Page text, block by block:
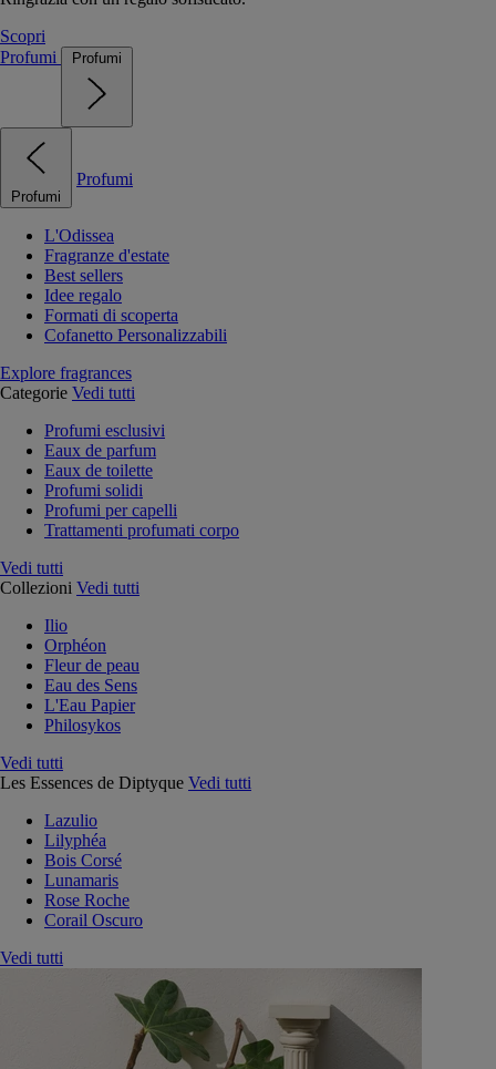
Scopri
Profumi
Profumi
Profumi
Profumi
L'Odissea
Fragranze d'estate
Best sellers
Idee regalo
Formati di scoperta
Cofanetto Personalizzabili
Explore fragrances
Categorie Vedi tutti
Profumi esclusivi
Eaux de parfum
Eaux de toilette
Profumi solidi
Profumi per capelli
Trattamenti profumati corpo
Vedi tutti
Collezioni Vedi tutti
Ilio
Orphéon
Fleur de peau
Eau des Sens
L'Eau Papier
Philosykos
Vedi tutti
Les Essences de Diptyque Vedi tutti
Lazulio
Lilyphéa
Bois Corsé
Lunamaris
Rose Roche
Corail Oscuro
Vedi tutti